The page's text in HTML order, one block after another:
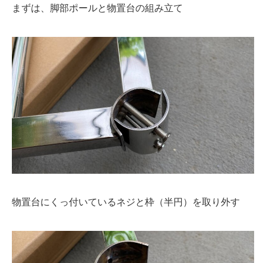
まずは、脚部ポールと物置台の組み立て
物置台にくっ付いているネジと枠（半円）を取り外す